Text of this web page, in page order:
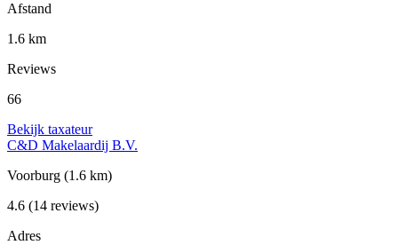
Afstand
1.6 km
Reviews
66
Bekijk taxateur
C&D Makelaardij B.V.
Voorburg (1.6 km)
4.6 (14 reviews)
Adres